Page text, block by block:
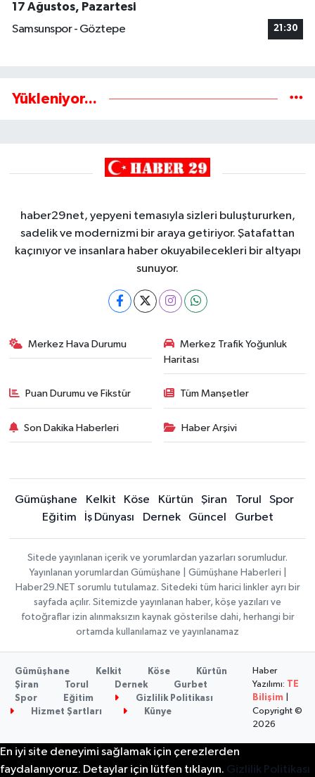
17 Ağustos, Pazartesi
Samsunspor - Göztepe
21:30
Yükleniyor...
haber29net, yepyeni temasıyla sizleri buluştururken,
sadelik ve modernizmi bir araya getiriyor. Şatafattan
kaçınıyor ve insanlara haber okuyabilecekleri bir altyapı
sunuyor.
Merkez Hava Durumu
Merkez Trafik Yoğunluk
Haritası
Puan Durumu ve Fikstür Tüm Manşetler
Son Dakika Haberleri Haber Arşivi
Gümüşhane Kelkit Köse Kürtün Şiran Torul
Spor
Eğitim
İş Dünyası Dernek Güncel Gurbet
Sitede yayınlanan içerik ve yorumlardan yazarları sorumludur.
Yayınlanan yorumlardan Gümüşhane | Gümüşhane Haberleri |
Haber29.NET sorumlu tutulamaz. Sitedeki tüm harici linkler ayrı bir
sayfada açılır. Sitemizde yayınlanan haber, köşe yazıları ve
fotoğraflar izin alınmaksızın kaynak gösterilse dahi, herhangi bir
ortamda kullanılamaz ve yayınlanamaz
Gümüşhane Kelkit Köse
Kürtün
Şiran
Torul Dernek
Gurbet
Spor
Eğitim
Gizlilik Politikası
Hizmet Şartları
Künye
Haber
Yazılımı:
TE
Bilişim
Copyright ©
2026
En iyi site deneyimi sağlamak için çerezlerden
faydalanıyoruz. Detaylar için lütfen tıklayın. Gizlilik Politikası